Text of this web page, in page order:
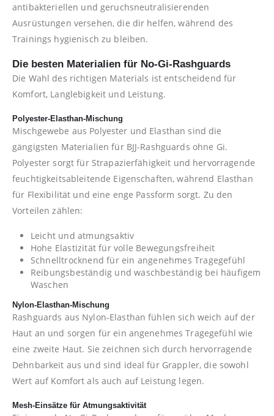
antibakteriellen und geruchsneutralisierenden
Ausrüstungen versehen, die dir helfen, während des
Trainings hygienisch zu bleiben.
Die besten Materialien für No-Gi-Rashguards
Die Wahl des richtigen Materials ist entscheidend für
Komfort, Langlebigkeit und Leistung.
Polyester-Elasthan-Mischung
Mischgewebe aus Polyester und Elasthan sind die
gängigsten Materialien für BJJ-Rashguards ohne Gi.
Polyester sorgt für Strapazierfähigkeit und hervorragende
feuchtigkeitsableitende Eigenschaften, während Elasthan
für Flexibilität und eine enge Passform sorgt. Zu den
Vorteilen zählen:
Leicht und atmungsaktiv
Hohe Elastizität für volle Bewegungsfreiheit
Schnelltrocknend für ein angenehmes Tragegefühl
Reibungsbeständig und waschbeständig bei häufigem
Waschen
Nylon-Elasthan-Mischung
Rashguards aus Nylon-Elasthan fühlen sich weich auf der
Haut an und sorgen für ein angenehmes Tragegefühl wie
eine zweite Haut. Sie zeichnen sich durch hervorragende
Dehnbarkeit aus und sind ideal für Grappler, die sowohl
Wert auf Komfort als auch auf Leistung legen.
Mesh-Einsätze für Atmungsaktivität